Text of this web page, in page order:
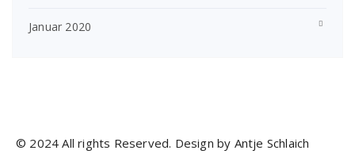
Januar 2020
© 2024 All rights Reserved. Design by Antje Schlaich